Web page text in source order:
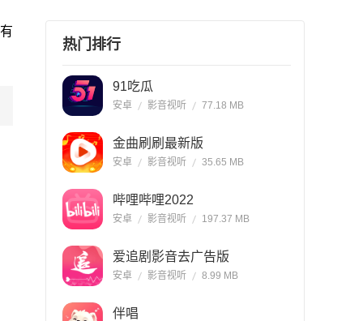
热门排行
91吃瓜
安卓 影音视听 77.18 MB
金曲刷刷最新版
安卓 影音视听 35.65 MB
哔哩哔哩2022
安卓 影音视听 197.37 MB
爱追剧影音去广告版
安卓 影音视听 8.99 MB
伴唱